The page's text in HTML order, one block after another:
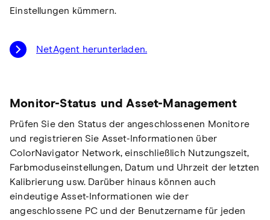
Einstellungen kümmern.
NetAgent herunterladen.
Monitor-Status und Asset-Management
Prüfen Sie den Status der angeschlossenen Monitore
und registrieren Sie Asset-Informationen über
ColorNavigator Network, einschließlich Nutzungszeit,
Farbmoduseinstellungen, Datum und Uhrzeit der letzten
Kalibrierung usw. Darüber hinaus können auch
eindeutige Asset-Informationen wie der
angeschlossene PC und der Benutzername für jeden